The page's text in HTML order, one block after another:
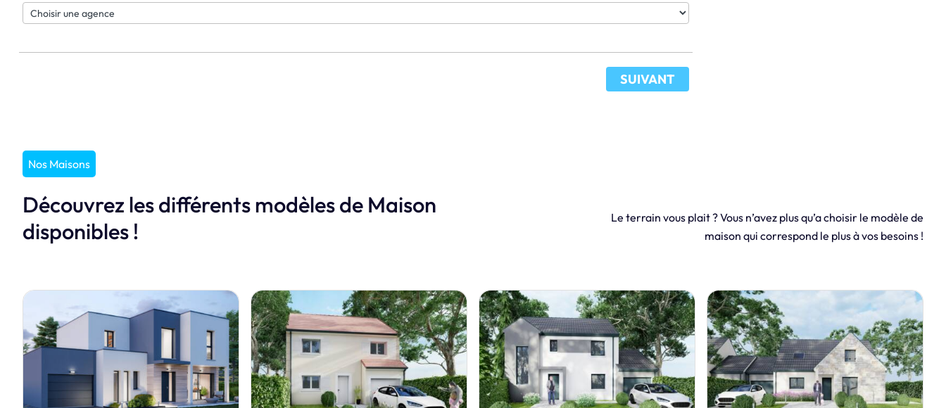
SUIVANT
Nos Maisons
Découvrez les différents modèles de Maison
disponibles !
Le terrain vous plait ? Vous n’avez plus qu’a choisir le modèle de
maison qui correspond le plus à vos besoins !